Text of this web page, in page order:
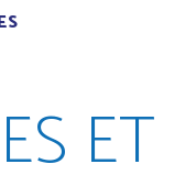
ET